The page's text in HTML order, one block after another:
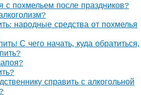
с похмельем после праздников?
народные средства от похмелья
С чего начать, куда обратиться,
справить с алкогольной